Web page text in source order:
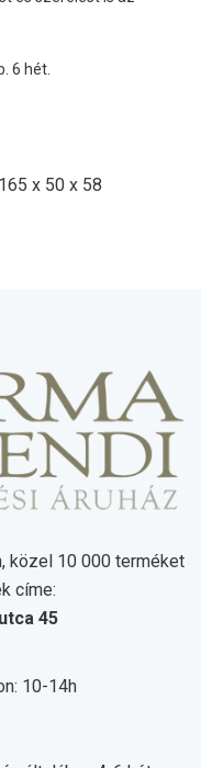
6 hét.
165 x 50 x 58
közel 10 000 terméket
címe:
45
10-14h